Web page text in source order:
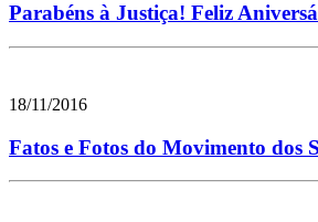
Parabéns à Justiça! Feliz
18/11/2016
Fatos e Fotos do Movimento dos